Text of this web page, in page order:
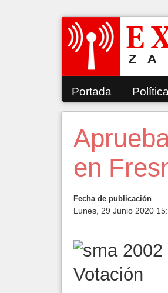
Portada Política
en
Fecha de publicación
Lunes, 29 Junio 2020
Votación